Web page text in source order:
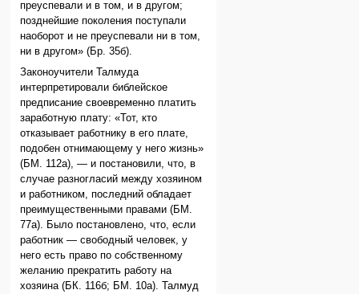
преуспевали и в том, и в другом;
позднейшие поколения поступали
наоборот и не преуспевали ни в том,
ни в другом» (Бр. 35б).
Законоучители Талмуда
интерпретировали библейское
предписание своевременно платить
заработную плату: «Тот, кто
отказывает работнику в его плате,
подобен отнимающему у него жизнь»
(БМ. 112а), — и постановили, что, в
случае разногласий между хозяином
и работником, последний обладает
преимущественными правами (БМ.
77а). Было постановлено, что, если
работник — свободный человек, у
него есть право по собственному
желанию прекратить работу на
хозяина (БК. 116б; БМ. 10а). Талмуд